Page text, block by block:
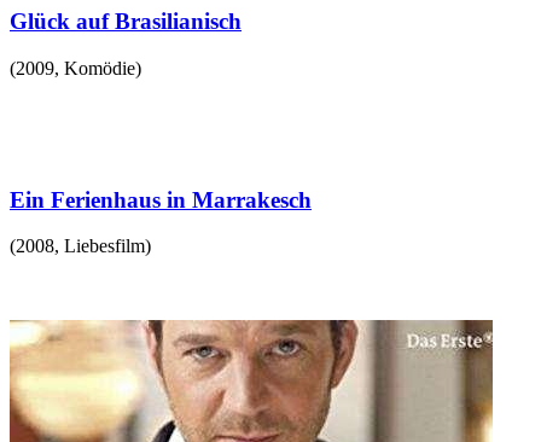
Glück auf Brasilianisch
(2009, Komödie)
Ein Ferienhaus in Marrakesch
(2008, Liebesfilm)